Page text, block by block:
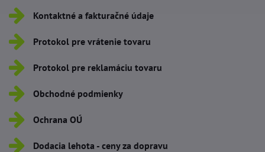
Kontaktné a fakturačné údaje
Protokol pre vrátenie tovaru
Protokol pre reklamáciu tovaru
Obchodné podmienky
Ochrana OÚ
Dodacia lehota - ceny za dopravu